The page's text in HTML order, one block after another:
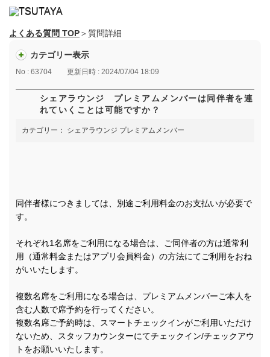
よくある質問 TOP＞質問詳細
カテゴリー表示
No : 63704 更新日時 : 2024/07/04 18:09
シェアラウンジ プレミアムメンバーは同伴者を連
れていくことは可能ですか？
カテゴリー： シェアラウンジ プレミアムメンバー
同伴者様につきましては、別途ご利用料金のお支払いが必要で
す。
それぞれ1名席をご利用になる場合は、ご同伴者の方は通常利
用（通常料金またはアプリ会員料金）の方法にてご利用をおね
がいいたします。
複数名席をご利用になる場合は、プレミアムメンバーご本人を
含む人数で席予約を行ってください。
複数名席ご予約時は、スマートチェックインがご利用いただけ
ないため、スタッフカウンターにてチェックイン/チェックアウ
トをお願いいたします。